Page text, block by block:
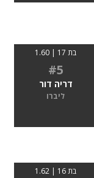
בת 17 | 1.60
#5
דריה דור
ליברו
בת 16 | 1.62